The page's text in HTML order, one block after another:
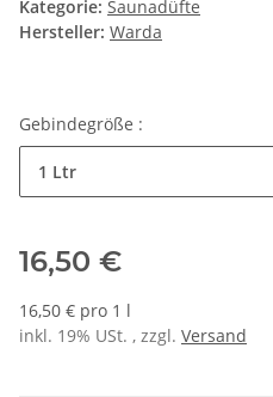
Kategorie: Saunadüfte
Hersteller: Warda
Gebindegröße :
1 Ltr
16,50 €
16,50 € pro 1 l
inkl. 19% USt. , zzgl. Versand